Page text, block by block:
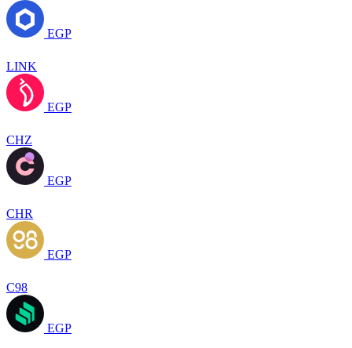
EGP
LINK
EGP
CHZ
EGP
CHR
EGP
C98
EGP